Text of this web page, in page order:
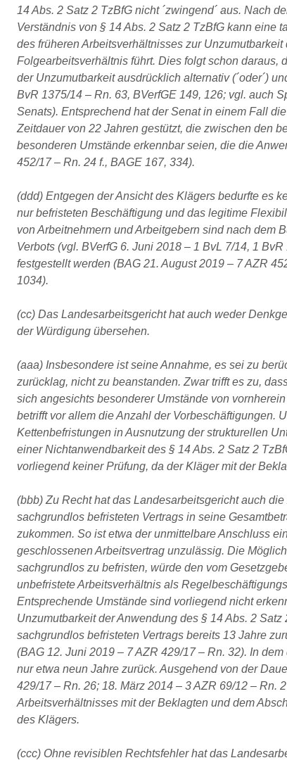
14 Abs. 2 Satz 2 TzBfG nicht ´zwingend´ aus. Nach
Verständnis von § 14 Abs. 2 Satz 2 TzBfG kann
des früheren Arbeitsverhältnisses zur
Folgearbeitsverhältnis führt. Dies folgt schon
der Unzumutbarkeit ausdrücklich alternativ (´oder´)
BvR 1375/14 – Rn. 63, BVerfGE 149, 126; vgl. auch
Senats). Entsprechend hat der Senat in einem Fall
Zeitdauer von 22 Jahren gestützt, die zwischen den
besonderen Umstände erkennbar seien, die die
452/17 – Rn. 24 f., BAGE 167, 334).
(ddd) Entgegen der Ansicht des Klägers bedurfte es
nur befristeten Beschäftigung und das legitime
von Arbeitnehmern und Arbeitgebern sind nach dem
Verbots (vgl. BVerfG 6. Juni 2018 – 1 BvL 7/14, 1
festgestellt werden (BAG 21. August 2019 – 7 AZR
1034).
(cc) Das Landesarbeitsgericht hat auch weder
der Würdigung übersehen.
(aaa) Insbesondere ist seine Annahme, es sei zu
zurücklag, nicht zu beanstanden. Zwar trifft es zu,
sich angesichts besonderer Umstände von
betrifft vor allem die Anzahl der Vorbeschäftigungen.
Kettenbefristungen in Ausnutzung der strukturellen
einer Nichtanwendbarkeit des § 14 Abs. 2 Satz 2
vorliegend keiner Prüfung, da der Kläger mit der
(bbb) Zu Recht hat das Landesarbeitsgericht auch
sachgrundlos befristeten Vertrags in seine
zukommen. So ist etwa der unmittelbare Anschluss
geschlossenen Arbeitsvertrag unzulässig. Die
sachgrundlos zu befristen, würde den vom
unbefristete Arbeitsverhältnis als
Entsprechende Umstände sind vorliegend nicht
Unzumutbarkeit der Anwendung des § 14 Abs. 2
sachgrundlos befristeten Vertrags bereits 13 Jahre
(BAG 12. Juni 2019 – 7 AZR 429/17 – Rn. 32). In
nur etwa neun Jahre zurück. Ausgehend von der
429/17 – Rn. 26; 18. März 2014 – 3 AZR 69/12 –
Arbeitsverhältnisses mit der Beklagten und dem
des Klägers.
(ccc) Ohne revisiblen Rechtsfehler hat das